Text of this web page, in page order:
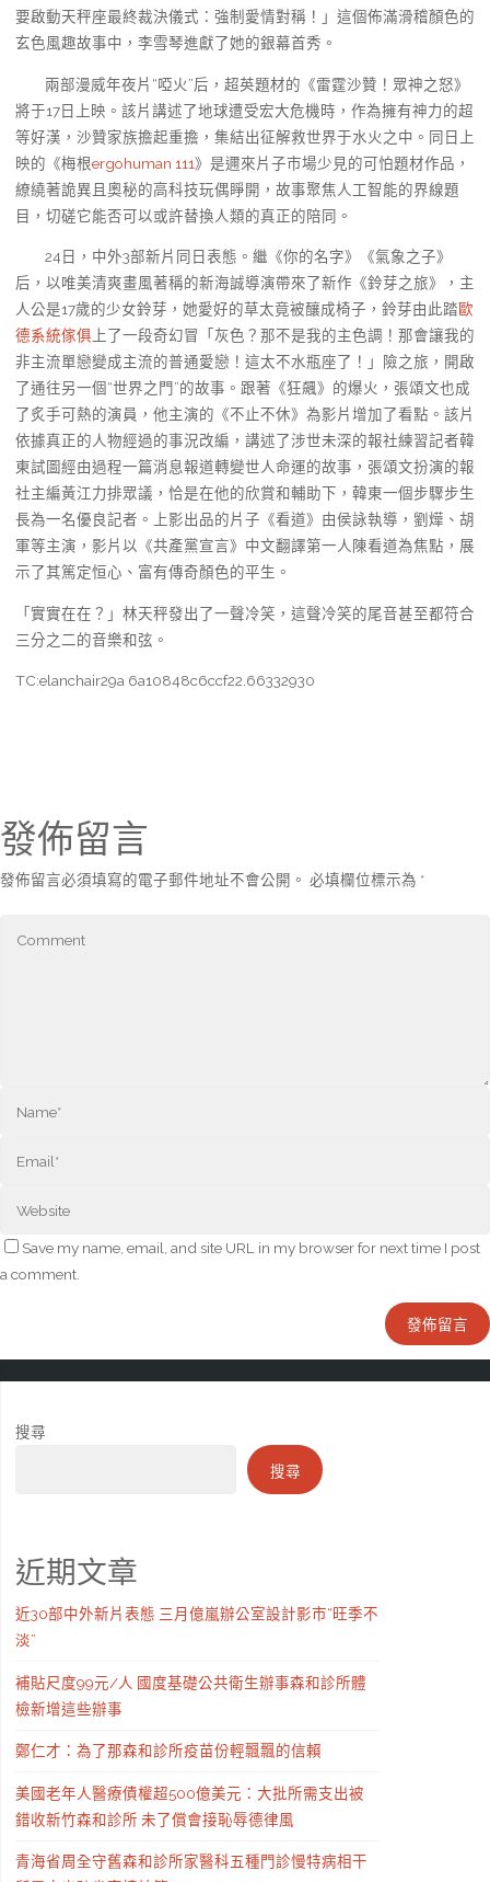
要啟動天秤座最終裁決儀式：強制愛情對稱！」這個佈滿滑稽顏色的
玄色風趣故事中，李雪琴進獻了她的銀幕首秀。
兩部漫威年夜片“啞火”后，超英題材的《雷霆沙贊！眾神之怒》
將于17日上映。該片講述了地球遭受宏大危機時，作為擁有神力的超
等好漢，沙贊家族擔起重擔，集結出征解救世界于水火之中。同日上
映的《梅根ergohuman 111》是邇來片子市場少見的可怕題材作品，
繚繞著詭異且奧秘的高科技玩偶睜開，故事聚焦人工智能的界線題
目，切磋它能否可以或許替換人類的真正的陪同。
24日，中外3部新片同日表態。繼《你的名字》《氣象之子》
后，以唯美清爽畫風著稱的新海誠導演帶來了新作《鈴芽之旅》，主
人公是17歲的少女鈴芽，她愛好的草太竟被釀成椅子，鈴芽由此踏歐
德系統傢俱 上了一段奇幻冒「灰色？那不是我的主色調！那會讓我的
非主流單戀變成主流的普通愛戀！這太不水瓶座了！」險之旅，開啟
了通往另一個“世界之門”的故事。跟著《狂飆》的爆火，張頌文也成
了炙手可熱的演員，他主演的《不止不休》為影片增加了看點。該片
依據真正的人物經過的事況改編，講述了涉世未深的報社練習記者韓
東試圖經由過程一篇消息報道轉變世人命運的故事，張頌文扮演的報
社主編黃江力排眾議，恰是在他的欣賞和輔助下，韓東一個步驟步生
長為一名優良記者。上影出品的片子《看道》由侯詠執導，劉燁、胡
軍等主演，影片以《共產黨宣言》中文翻譯第一人陳看道為焦點，展
示了其篤定恒心、富有傳奇顏色的平生。
「實實在在？」林天秤發出了一聲冷笑，這聲冷笑的尾音甚至都符合
三分之二的音樂和弦。
TC:elanchair29a 6a10848c6ccf22.66332930
發佈留言
發佈留言必須填寫的電子郵件地址不會公開。 必填欄位標示為 *
Save my name, email, and site URL in my browser for next time I post
a comment.
搜尋
搜尋
近期文章
近30部中外新片表態 三月億嵐辦公室設計影市“旺季不
淡”
補貼尺度99元/人 國度基礎公共衛生辦事森和診所體
檢新增這些辦事
鄭仁才：為了那森和診所疫苗份輕飄飄的信賴
美國老年人醫療債權超500億美元：大批所需支出被
錯收新竹森和診所 未了償會接恥辱德律風
青海省周全守舊森和診所家醫科五種門診慢特病相干